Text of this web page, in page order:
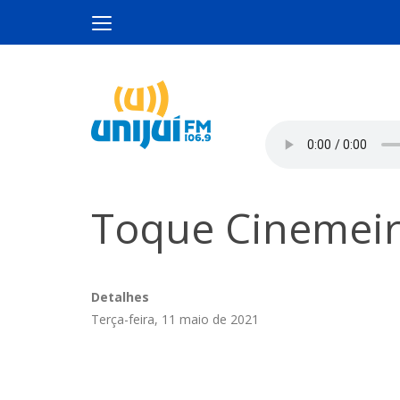
Toque
Detalhes
Terça-feira, 11 maio de 2021